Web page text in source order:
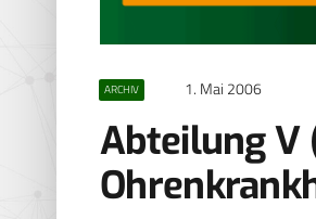
ARCHIV 1. Mai 2006
Abteilung V